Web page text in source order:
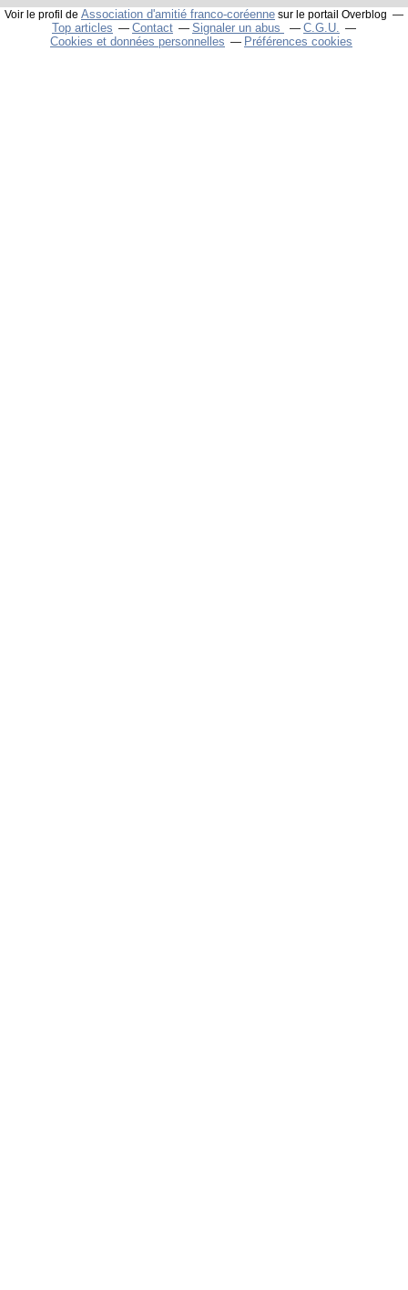
Voir le profil de Association d'amitié franco-coréenne sur le portail Overblog
Top articles Contact Signaler un abus
C.G.U.
Cookies et données personnelles
Préférences cookies